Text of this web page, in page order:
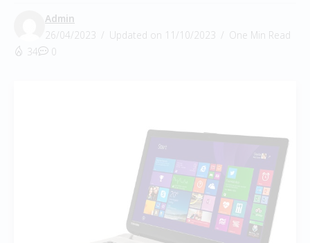
Admin
26/04/2023
Updated on 11/10/2023
One Min Read
34
0